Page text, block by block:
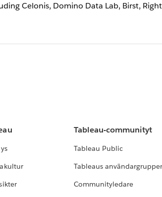
Celonis, Domino Data Lab, Birst,
Tableau-communityt
Tableau Public
Tableaus användargrupper
Communityledare